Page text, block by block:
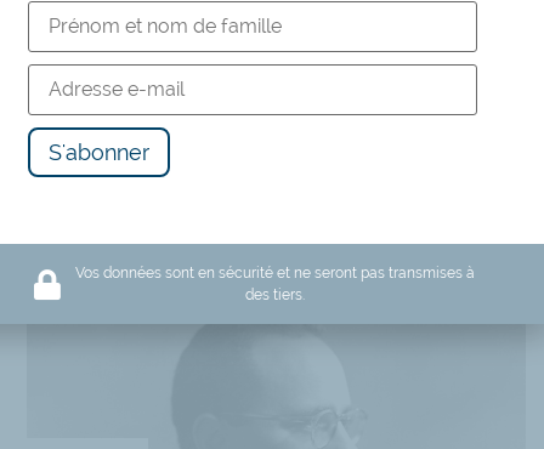
Vos données sont en sécurité et ne seront pas transmises à
des tiers.